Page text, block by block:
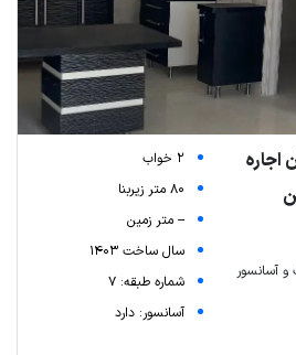
2 خواب
80 متر زیربنا
-- متر زمین
سال ساخت 1403
شماره طبقه: 7
آسانسور: دارد